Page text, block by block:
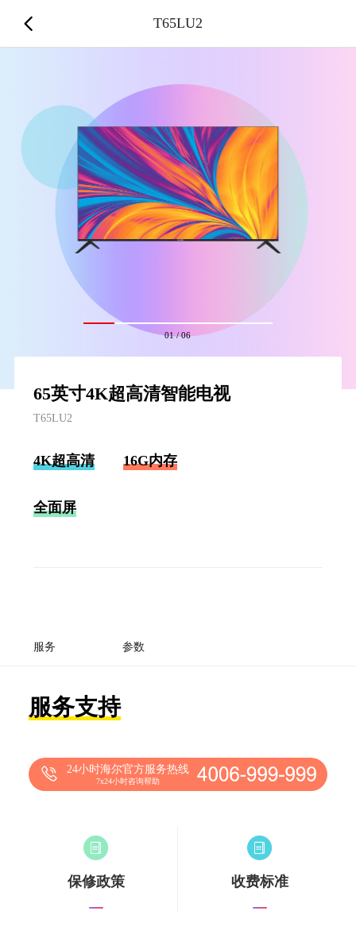
01/06
65英寸4K超高清智能电视
T65LU2
4K超高清 16G内存
全面屏
服务 参数
服务支持
24小时海尔官方服务热线
7x24小时咨询帮助
保修政策 收费标准
T65LU2